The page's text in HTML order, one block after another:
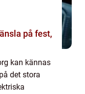
kan kännas
det stora